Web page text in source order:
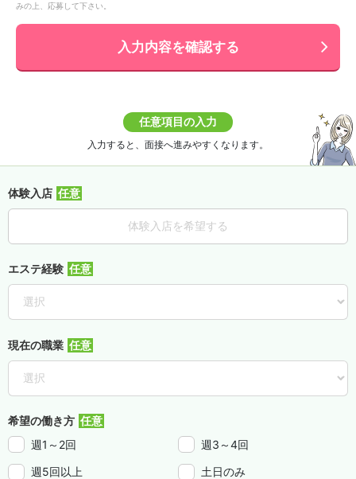
みの上、応募して下さい。
入力内容を確認する
任意項目の入力
入力すると、面接へ進みやすくなります。
体験入店
体験入店を希望する
エステ経験
現在の職業
希望の働き方
週1～2回
週3～4回
週5回以上 土日のみ